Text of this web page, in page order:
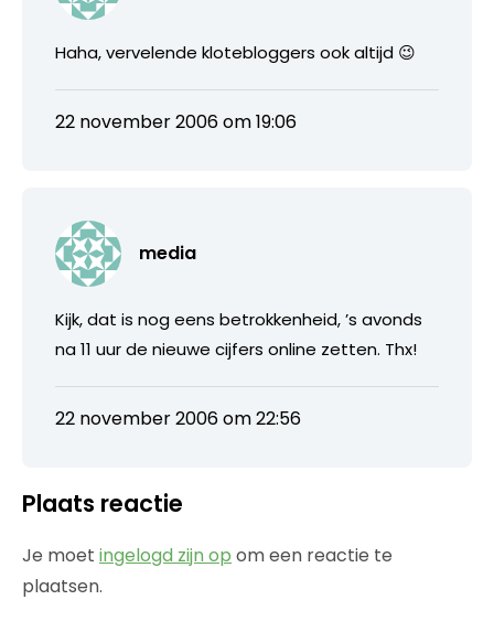
Haha, vervelende klotebloggers ook altijd 😉
22 november 2006 om 19:06
media
Kijk, dat is nog eens betrokkenheid, ’s avonds
na 11 uur de nieuwe cijfers online zetten. Thx!
22 november 2006 om 22:56
Plaats reactie
Je moet ingelogd zijn op om een reactie te
plaatsen.